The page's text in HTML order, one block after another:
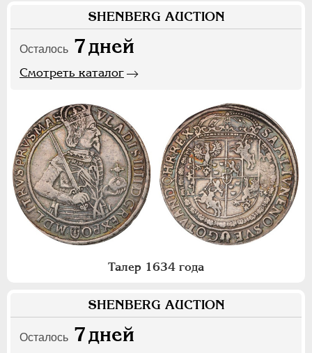
SHENBERG AUCTION
Осталось 7дней
Смотреть каталог
Талер 1634 года
SHENBERG AUCTION
Осталось 7дней